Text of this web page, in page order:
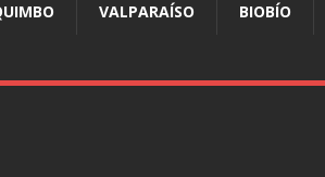
VALPARAÍSO BIOBÍO